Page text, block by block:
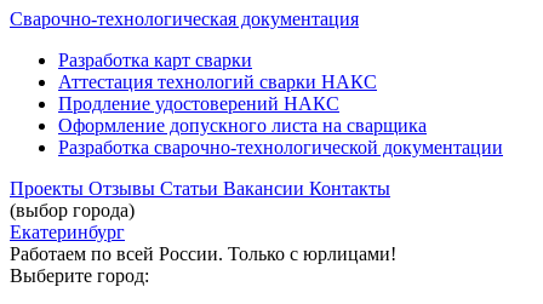
Сварочно-технологическая документация
Разработка карт сварки
Аттестация технологий сварки НАКС
Продление удостоверений НАКС
Оформление допускного листа на сварщика
Разработка сварочно-технологической документации
Проекты Отзывы Статьи Вакансии Контакты
(выбор города)
Екатеринбург
Работаем по всей России. Только с юрлицами!
Выберите город: